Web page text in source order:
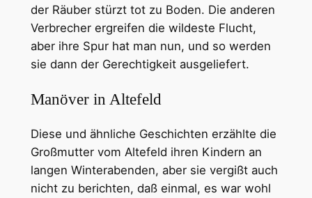
der Räuber stürzt tot zu Boden. Die anderen
Verbrecher ergreifen die wildeste Flucht,
aber ihre Spur hat man nun, und so werden
sie dann der Gerechtigkeit ausgeliefert.
Manöver in Altefeld
Diese und ähnliche Geschichten erzählte die
Großmutter vom Altefeld ihren Kindern an
langen Winterabenden, aber sie vergißt auch
nicht zu berichten, daß einmal, es war wohl